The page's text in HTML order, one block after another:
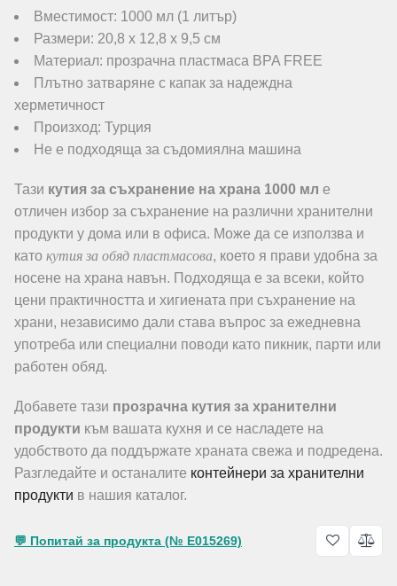
Вместимост: 1000 мл (1 литър)
Размери: 20,8 x 12,8 x 9,5 см
Материал: прозрачна пластмаса BPA FREE
Плътно затваряне с капак за надеждна
херметичност
Произход: Турция
Не е подходяща за съдомиялна машина
Тази кутия за съхранение на храна 1000 мл е
отличен избор за съхранение на различни хранителни
продукти у дома или в офиса. Може да се използва и
като кутия за обяд пластмасова, което я прави удобна за
носене на храна навън. Подходяща е за всеки, който
цени практичността и хигиената при съхранение на
храни, независимо дали става въпрос за ежедневна
употреба или специални поводи като пикник, парти или
работен обяд.
Добавете тази прозрачна кутия за хранителни
продукти към вашата кухня и се насладете на
удобството да поддържате храната свежа и подредена.
Разгледайте и останалите контейнери за хранителни
продукти в нашия каталог.
💬 Попитай за продукта (№ E015269)